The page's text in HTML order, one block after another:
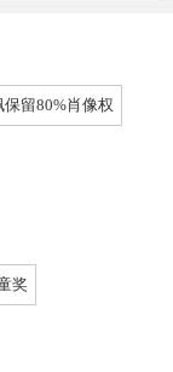
保留80%肖像权
奖